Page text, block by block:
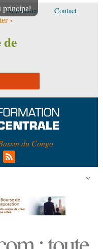
principal
Newsletter Contact
du Congo